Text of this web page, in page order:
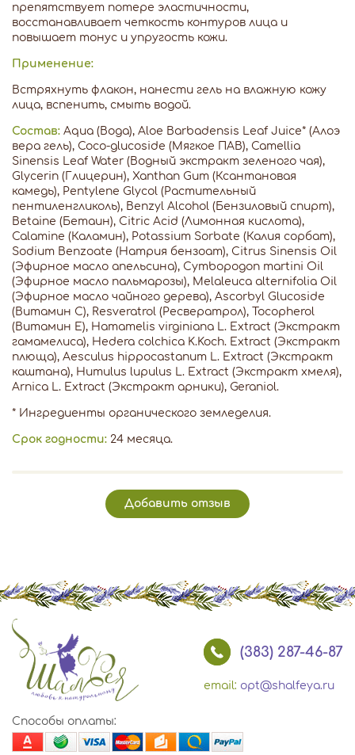
препятствует потере эластичности,
восстанавливает четкость контуров лица и
повышает тонус и упругость кожи.
Применение:
Встряхнуть флакон, нанести гель на влажную кожу
лица, вспенить, смыть водой.
Состав: Aqua (Вода), Aloe Barbadensis Leaf Juice* (Алоэ
вера гель), Coco-glucoside (Мягкое ПАВ), Camellia
Sinensis Leaf Water (Водный экстракт зеленого чая),
Glycerin (Глицерин), Xanthan Gum (Ксантановая
камедь), Pentylene Glycol (Растительный
пентиленгликоль), Benzyl Alcohol (Бензиловый спирт),
Betaine (Бетаин), Citric Acid (Лимонная кислота),
Calamine (Каламин), Potassium Sorbate (Калия сорбат),
Sodium Benzoate (Натрия бензоат), Citrus Sinensis Oil
(Эфирное масло апельсина), Cymbopogon martini Oil
(Эфирное масло пальмарозы), Melaleuca alternifolia Oil
(Эфирное масло чайного дерева), Ascorbyl Glucoside
(Витамин C), Resveratrol (Ресвератрол), Tocopherol
(Витамин Е), Hamamelis virginiana L. Extract (Экстракт
гамамелиса), Hedera colchica K.Koch. Extract (Экстракт
плюща), Aesculus hippocastanum L. Extract (Экстракт
каштана), Humulus lupulus L. Extract (Экстракт хмеля),
Arnica L. Extract (Экстракт арники), Geraniol.
* Ингредиенты органического земледелия.
Срок годности: 24 месяца.
Добавить отзыв
(383) 287-46-87
email: opt@shalfeya.ru
Способы оплаты: